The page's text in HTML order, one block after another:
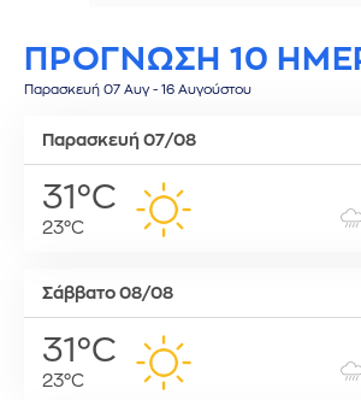
ΠΡΟΓΝΩΣΗ 10
Παρασκευή 07 Αυγ - 16 Αυγούστου
Παρασκευή 07/08
31°C
23°C
Σάββατο 08/08
31°C
23°C